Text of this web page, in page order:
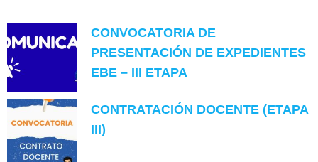
CONVOCATORIA DE
PRESENTACIÓN DE EXPEDIENTES
EBE – III ETAPA
CONTRATACIÓN DOCENTE (ETAPA
III)